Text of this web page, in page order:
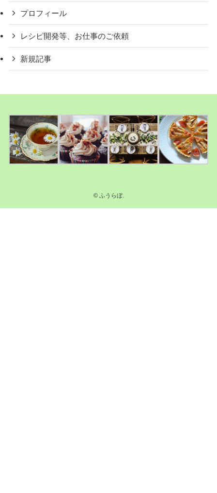
プロフィール
レシピ開発等、お仕事のご依頼
新規記事
©ふうらぼ.